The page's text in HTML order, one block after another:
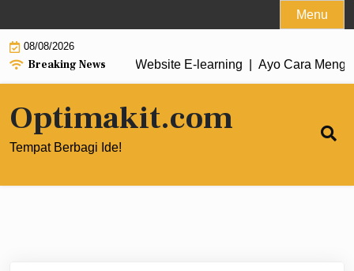
to
content
Menu
08/08/2026
Breaking News
untuk Performa Website E‑learning |Ayo Cara
Optimakit.com
Tempat Berbagi Ide!